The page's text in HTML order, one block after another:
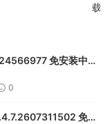
载
免安装中文
0
免安